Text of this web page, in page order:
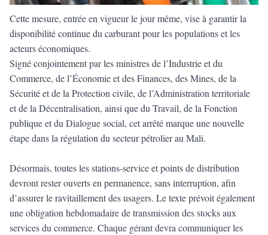
Cette mesure, entrée en vigueur le jour même, vise à garantir la
disponibilité continue du carburant pour les populations et les
acteurs économiques.
Signé conjointement par les ministres de l’Industrie et du
Commerce, de l’Économie et des Finances, des Mines, de la
Sécurité et de la Protection civile, de l’Administration territoriale
et de la Décentralisation, ainsi que du Travail, de la Fonction
publique et du Dialogue social, cet arrêté marque une nouvelle
étape dans la régulation du secteur pétrolier au Mali.
Désormais, toutes les stations-service et points de distribution
devront rester ouverts en permanence, sans interruption, afin
d’assurer le ravitaillement des usagers. Le texte prévoit également
une obligation hebdomadaire de transmission des stocks aux
services du commerce. Chaque gérant devra communiquer les